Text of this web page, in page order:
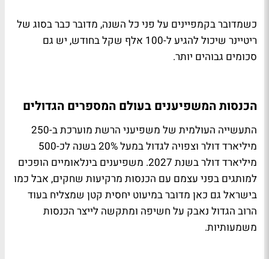
כשמדובר בקמפיינים על פני כל השנה, מדובר כבר בסוג של
ריטיינר שיכול להגיע ל-100 אלף שקל בחודש, יש גם
סכומים גבוהים יותר.
הכנסות המשפיענים בעולם המספרים הגדולים
התעשייה העולמית של משפיעני הרשת מוערכת ב-250
מיליארד דולר וצפויה לגדול במעל 20% בשנה לכ-500
מיליארד דולר בשנת 2027. משפיענים בינלאומיים הופכים
למותגים בפני עצמם עם הכנסות מרקיעות שחקים, אבל כמו
בישראל גם כאן מדובר במיעוט יחסית קטן שמצליח בעוד
הרוב הגדול נאבק על חשיפה ומתקשה לייצר הכנסות
משמעותיות.